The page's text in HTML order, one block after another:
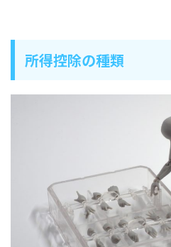
所得控除の種類